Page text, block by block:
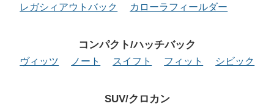
レガシィアウトバック
カローラフィールダー
コンパクト/ハッチバック
ヴィッツ ノート スイフト フィット シビック
SUV/クロカン